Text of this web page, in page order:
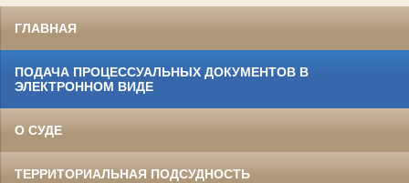
ГЛАВНАЯ
ПОДАЧА ПРОЦЕССУАЛЬНЫХ ДОКУМЕНТОВ В
ЭЛЕКТРОННОМ ВИДЕ
О СУДЕ
ТЕРРИТОРИАЛЬНАЯ ПОДСУДНОСТЬ